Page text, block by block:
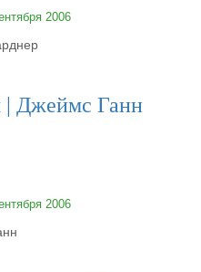
2006
| Джеймс Ганн
2006